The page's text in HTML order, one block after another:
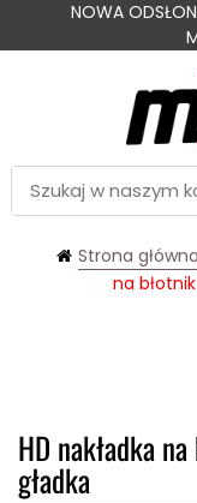
NOWA
Strona główna
na
HD nakładka
gładka